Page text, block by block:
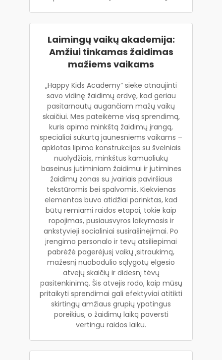
Laimingų vaikų akademija:
Amžiui tinkamas žaidimas
mažiems vaikams
„Happy Kids Academy“ siekė atnaujinti
savo vidinę žaidimų erdvę, kad geriau
pasitarnautų augančiam mažų vaikų
skaičiui. Mes pateikėme visą sprendimą,
kuris apima minkštą žaidimų įrangą,
specialiai sukurtą jaunesniems vaikams –
apklotas lipimo konstrukcijas su švelniais
nuolydžiais, minkštus kamuoliukų
baseinus jutiminiam žaidimui ir jutimines
žaidimų zonas su įvairiais paviršiaus
tekstūromis bei spalvomis. Kiekvienas
elementas buvo atidžiai parinktas, kad
būtų remiami raidos etapai, tokie kaip
ropojimas, pusiausvyros laikymasis ir
ankstyvieji socialiniai susirašinėjimai. Po
įrengimo personalo ir tėvų atsiliepimai
pabrėžė pagerėjusį vaikų įsitraukimą,
mažesnį nuobodulio sąlygotų elgesio
atvejų skaičių ir didesnį tėvų
pasitenkinimą. Šis atvejis rodo, kaip mūsų
pritaikyti sprendimai gali efektyviai atitikti
skirtingų amžiaus grupių ypatingus
poreikius, o žaidimų laiką paversti
vertingu raidos laiku.